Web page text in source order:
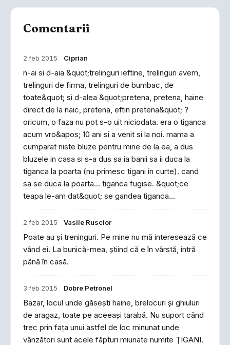
Comentarii
2 feb 2015 Ciprian
n-ai si d-aia &quot;trelinguri ieftine, trelinguri avem,
trelinguri de firma, trelinguri de bumbac, de
toate&quot; si d-alea &quot;pretena, pretena, haine
direct de la naic, pretena, eftin pretena&quot; ?
oricum, o faza nu pot s-o uit niciodata. era o tiganca
acum vro&apos; 10 ani si a venit si la noi. mama a
cumparat niste bluze pentru mine de la ea, a dus
bluzele in casa si s-a dus sa ia banii sa ii duca la
tiganca la poarta (nu primesc tigani in curte). cand
sa se duca la poarta... tiganca fugise. &quot;ce
teapa le-am dat&quot; se gandea tiganca...
2 feb 2015 Vasile Ruscior
Poate au şi treninguri. Pe mine nu mă interesează ce
vând ei. La bunică-mea, ştiind că e în vârstă, intră
până în casă.
3 feb 2015 Dobre Petronel
Bazar, locul unde găseşti haine, brelocuri şi ghiuluri
de aragaz, toate pe aceeaşi tarabă. Nu suport când
trec prin faţa unui astfel de loc minunat unde
vânzători sunt acele făpturi miunate numite ŢIGANI.